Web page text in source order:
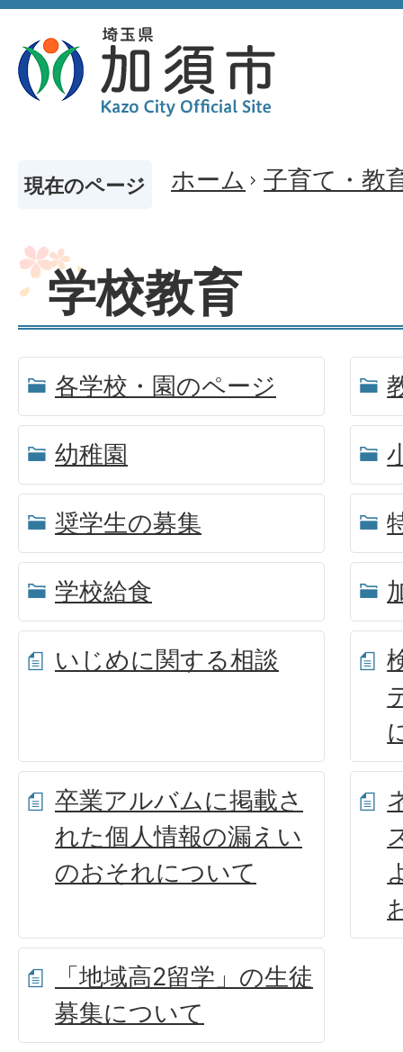
現在のページ ホーム 子育て・教
学校教育
各学校・園のページ
幼稚園
奨学生の募集
学校給食
いじめに関する相談
卒業アルバムに掲載さ
れた個人情報の漏えい
のおそれについて
「地域高2留学」の生徒
募集について